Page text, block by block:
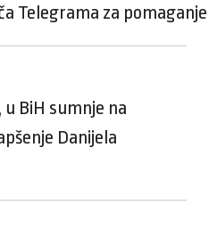
Telegrama za
BiH sumnje na
Danijela